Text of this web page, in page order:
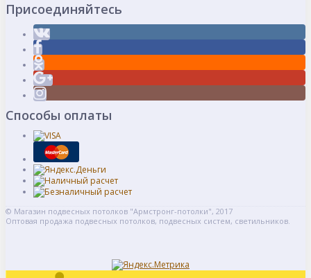
Присоединяйтесь
Способы оплаты
© Магазин подвесных потолков "Армстронг-потолки", 2017
Оптовая продажа подвесных потолков, подвесных систем, светильников.